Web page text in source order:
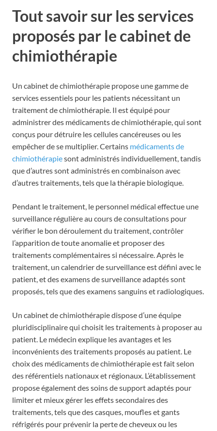
Tout savoir sur les services
proposés par le cabinet de
chimiothérapie
Un cabinet de chimiothérapie propose une gamme de
services essentiels pour les patients nécessitant un
traitement de chimiothérapie. Il est équipé pour
administrer des médicaments de chimiothérapie, qui sont
conçus pour détruire les cellules cancéreuses ou les
empêcher de se multiplier. Certains médicaments de
chimiothérapiesont administrés individuellement, tandis
que d’autres sont administrés en combinaison avec
d’autres traitements, tels que la thérapie biologique.
Pendant le traitement, le personnel médical effectue une
surveillance régulière au cours de consultations pour
vérifier le bon déroulement du traitement, contrôler
l’apparition de toute anomalie et proposer des
traitements complémentaires si nécessaire. Après le
traitement, un calendrier de surveillance est défini avec le
patient, et des examens de surveillance adaptés sont
proposés, tels que des examens sanguins et radiologiques.
Un cabinet de chimiothérapie dispose d’une équipe
pluridisciplinaire qui choisit les traitements à proposer au
patient. Le médecin explique les avantages et les
inconvénients des traitements proposés au patient. Le
choix des médicaments de chimiothérapie est fait selon
des référentiels nationaux et régionaux. L’établissement
propose également des soins de support adaptés pour
limiter et mieux gérer les effets secondaires des
traitements, tels que des casques, moufles et gants
réfrigérés pour prévenir la perte de cheveux ou les